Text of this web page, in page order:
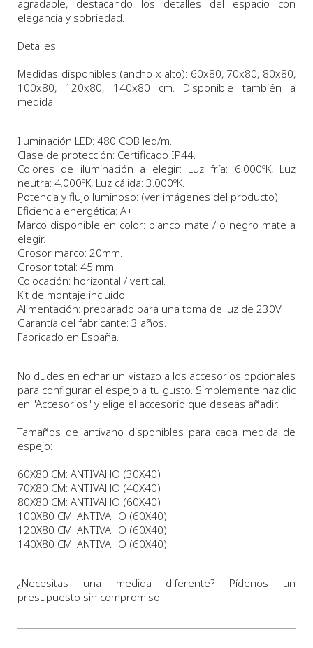
agradable, destacando los detalles del espacio con
elegancia y sobriedad.
Detalles:
Medidas disponibles (ancho x alto): 60x80, 70x80, 80x80,
100x80, 120x80, 140x80 cm. Disponible también a
medida
Iluminación LED: 480 COB led/m.
Clase de protección: Certificado IP44.
Colores de iluminación a elegir: Luz fría: 6.000ºK, Luz
neutra: 4.000ºK, Luz cálida: 3.000ºK.
Potencia y flujo luminoso: (ver imágenes del producto).
Eficiencia energética: A++.
Marco disponible en color: blanco mate / o negro mate a
elegir.
Grosor marco: 20mm.
Grosor total: 45 mm.
Colocación: horizontal / vertical.
Kit de montaje incluido.
Alimentación: preparado para una toma de luz de 230V.
Garantía del fabricante: 3 años.
Fabricado en España.
No dudes en echar un vistazo a los accesorios opcionales
para configurar el espejo a tu gusto. Simplemente haz clic
en "Accesorios" y elige el accesorio que deseas añadir.
Tamaños de antivaho disponibles para cada medida de
espejo:
60X80 CM: ANTIVAHO (30X40)
70X80 CM: ANTIVAHO (40X40)
80X80 CM: ANTIVAHO (60X40)
100X80 CM: ANTIVAHO (60X40)
120X80 CM: ANTIVAHO (60X40)
140X80 CM: ANTIVAHO (60X40)
¿Necesitas una medida diferente? Pídenos un
presupuesto sin compromiso.